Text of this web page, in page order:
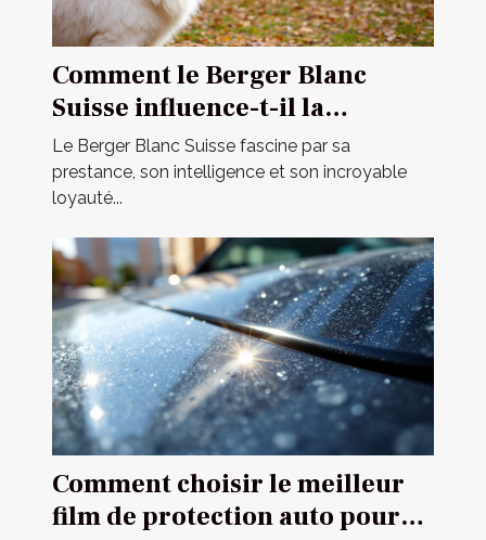
Comment le Berger Blanc
Suisse influence-t-il la
dynamique familiale ?
Le Berger Blanc Suisse fascine par sa
prestance, son intelligence et son incroyable
loyauté...
Comment choisir le meilleur
film de protection auto pour